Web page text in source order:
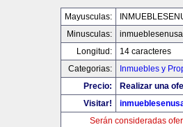
Mayusculas:
Minusculas:
Longitud:
14 caracteres
Categorias:
Inmuebles y
Precio:
Realizar una
Visitar!
Serán consideradas